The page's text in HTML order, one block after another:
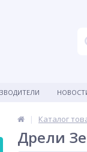
Каталог
Дрели